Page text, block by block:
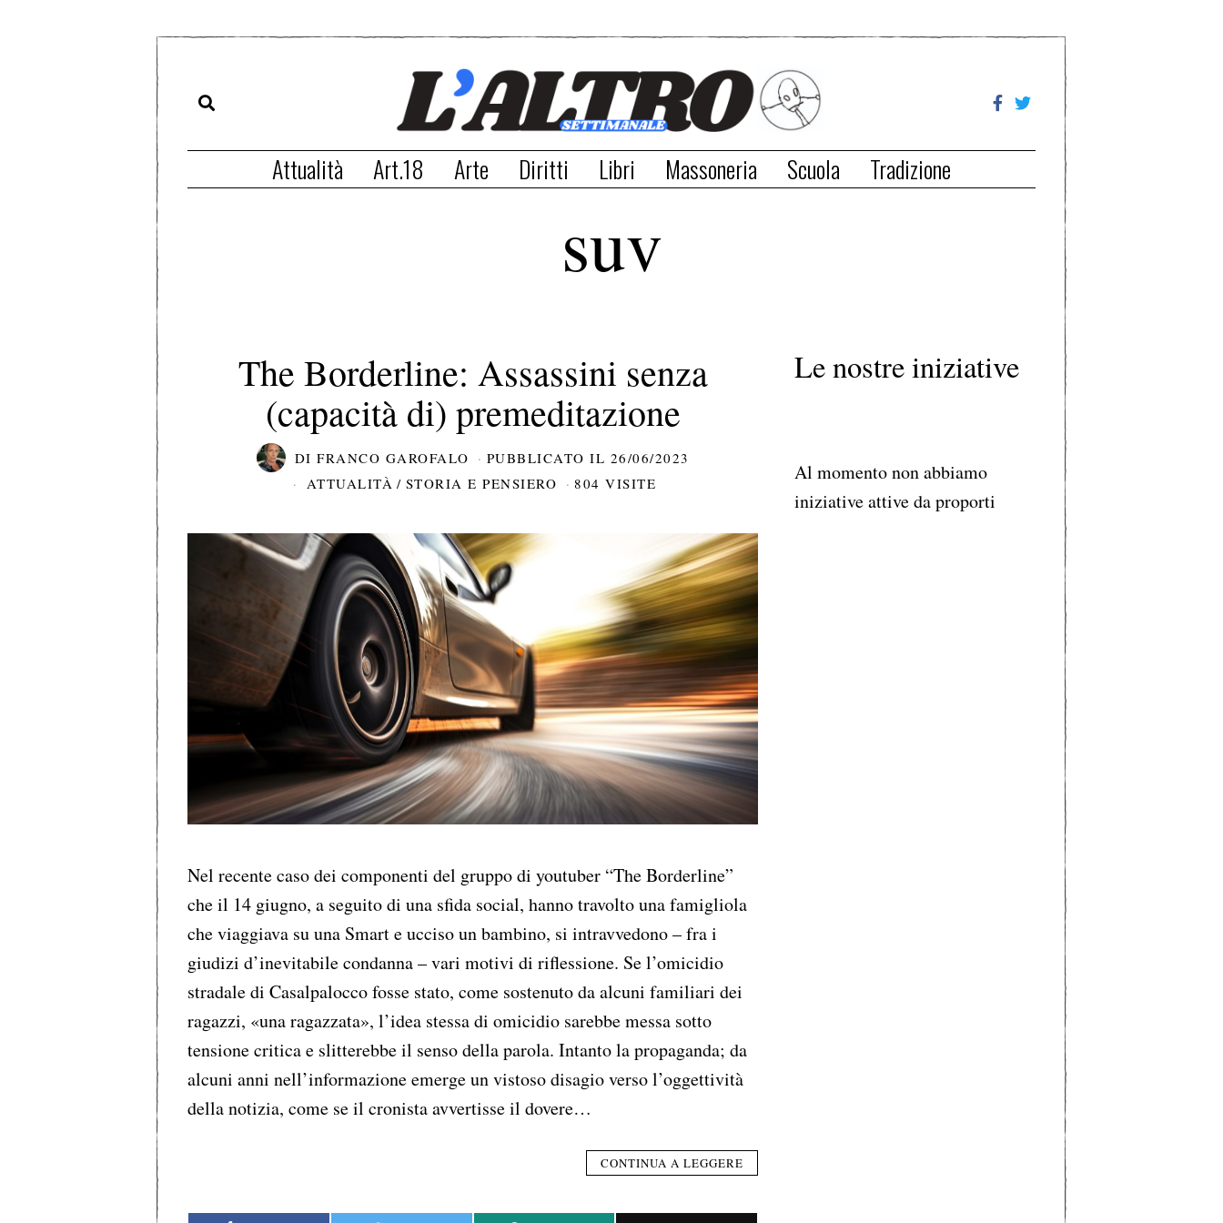
Attualità Art.18 Arte Diritti Libri Massoneria Scuola Tradizione
suv
The Borderline: Assassini senza
(capacità di) premeditazione
DI FRANCO GAROFALO PUBBLICATO IL 26/06/2023
ATTUALITÀ / STORIA E PENSIERO 804 VISITE
Nel recente caso dei componenti del gruppo di youtuber “The Borderline”
che il 14 giugno, a seguito di una sfida social, hanno travolto una famigliola
che viaggiava su una Smart e ucciso un bambino, si intravvedono – fra i
giudizi d’inevitabile condanna – vari motivi di riflessione. Se l’omicidio
stradale di Casalpalocco fosse stato, come sostenuto da alcuni familiari dei
ragazzi, «una ragazzata», l’idea stessa di omicidio sarebbe messa sotto
tensione critica e slitterebbe il senso della parola. Intanto la propaganda; da
alcuni anni nell’informazione emerge un vistoso disagio verso l’oggettività
della notizia, come se il cronista avvertisse il dovere…
CONTINUA A LEGGERE
Le nostre iniziative
Al momento non abbiamo
iniziative attive da proporti